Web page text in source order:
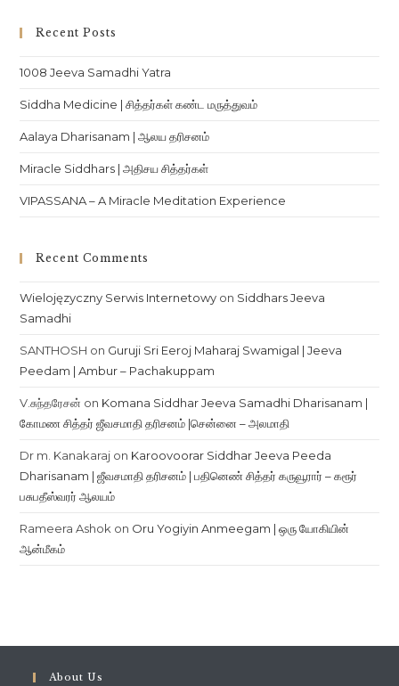
Recent Posts
1008 Jeeva Samadhi Yatra
Siddha Medicine | சித்தர்கள் கண்ட மருத்துவம்
Aalaya Dharisanam | ஆலய தரிசனம்
Miracle Siddhars | அதிசய சித்தர்கள்
VIPASSANA – A Miracle Meditation Experience
Recent Comments
Wielojęzyczny Serwis Internetowy on Siddhars Jeeva
Samadhi
SANTHOSH on Guruji Sri Eeroj Maharaj Swamigal | Jeeva
Peedam | Ambur – Pachakuppam
V.சுந்தரேசன் on Komana Siddhar Jeeva Samadhi Dharisanam |
கோமண சித்தர் ஜீவசமாதி தரிசனம் |சென்னை – அலமாதி
Dr m. Kanakaraj on Karoovoorar Siddhar Jeeva Peeda
Dharisanam | ஜீவசமாதி தரிசனம் | பதினெண் சித்தர் கருவூரார் – கரூர்
பசுபதீஸ்வரர் ஆலயம்
Rameera Ashok on Oru Yogiyin Anmeegam | ஒரு யோகியின்
ஆன்மீகம்
About Us